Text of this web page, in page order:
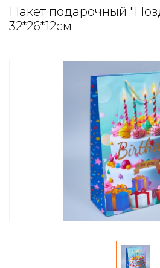
Пакет подарочный
32*26*12см